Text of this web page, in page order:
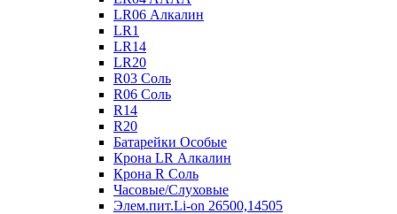
LR06 Алкалин
LR1
LR14
LR20
R03 Соль
R06 Соль
R14
R20
Батарейки Особые
Крона LR Алкалин
Крона R Соль
Часовые/Слуховые
Элем.пит.Li-on 26500,14505